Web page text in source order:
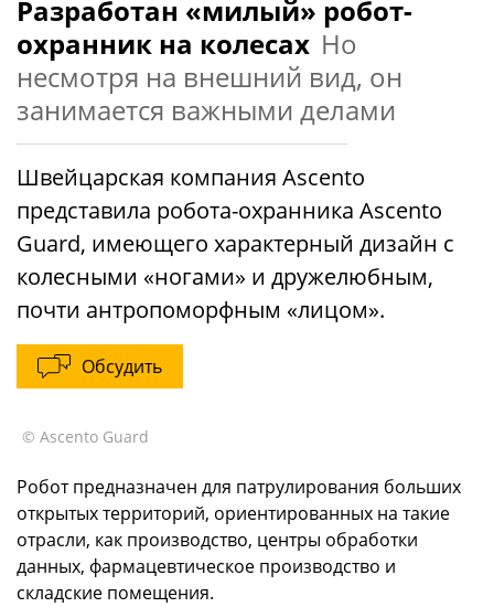
Разработан «милый» робот-
охранник на колесах Но
несмотря на внешний вид, он
занимается важными делами
Швейцарская компания Ascento
представила робота-охранника Ascento
Guard, имеющего характерный дизайн с
колесными «ногами» и дружелюбным,
почти антропоморфным «лицом».
Обсудить
© Ascento Guard
Робот предназначен для патрулирования больших
открытых территорий, ориентированных на такие
отрасли, как производство, центры обработки
данных, фармацевтическое производство и
складские помещения.